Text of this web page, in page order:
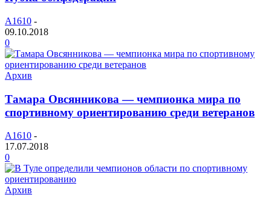
A1610 -
09.10.2018
0
Архив
Тамара Овсянникова — чемпионка мира по
спортивному ориентированию среди ветеранов
A1610 -
17.07.2018
0
Архив